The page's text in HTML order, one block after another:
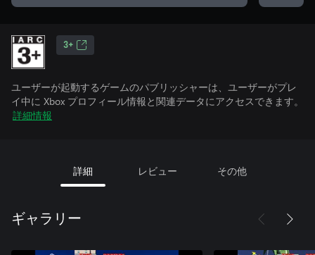
3+
ユーザーが起動するゲームのパブリッシャーは、ユーザーがプレ
イ中に Xbox プロフィール情報と関連データにアクセスできます。
詳細情報
詳細 レビュー その他
ギャラリー